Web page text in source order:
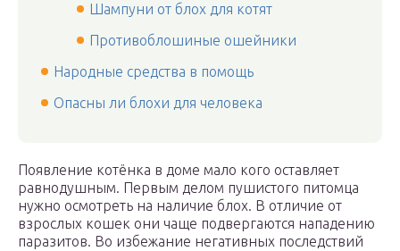
Шампуни от блох для котят
Противоблошиные ошейники
Народные средства в помощь
Опасны ли блохи для человека
Появление котёнка в доме мало кого оставляет
равнодушным. Первым делом пушистого питомца
нужно осмотреть на наличие блох. В отличие от
взрослых кошек они чаще подвергаются нападению
паразитов. Во избежание негативных последствий